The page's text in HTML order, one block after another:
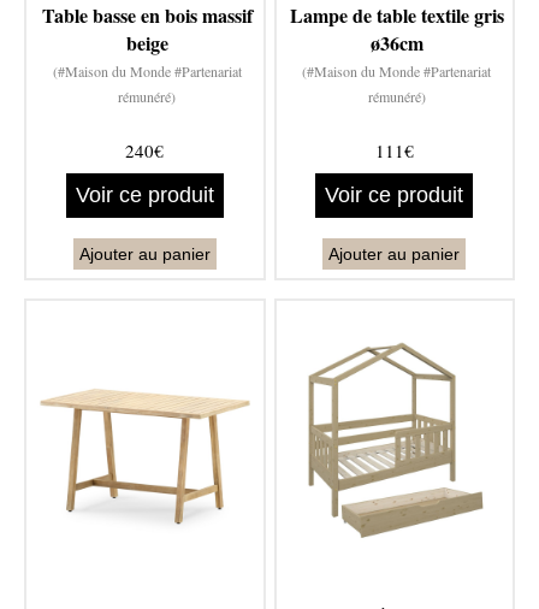
Table basse en bois massif
beige
(#Maison du Monde #Partenariat
rémunéré)
240€
Voir ce produit
Ajouter au panier
Lampe de table textile gris
ø36cm
(#Maison du Monde #Partenariat
rémunéré)
111€
Voir ce produit
Ajouter au panier